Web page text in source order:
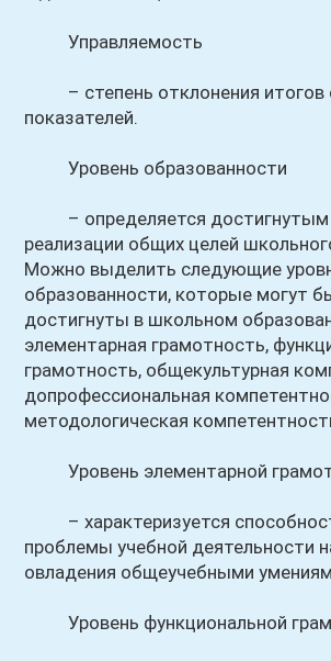
Управляемость
– степень отклонения итогов
показателей.
Уровень образованности
– определяется достигнутым
реализации общих целей
Можно выделить следующие
образованности, которые могут
достигнуты в школьном
элементарная грамотность,
грамотность, общекультурная
допрофессиональная
методологическая
Уровень элементарной
– характеризуется
проблемы учебной деятельности
овладения общеучебными
Уровень функциональной